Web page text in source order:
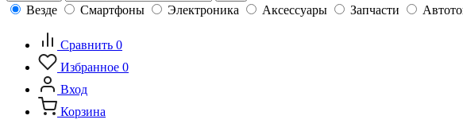
Везде Смартфоны Электроника Аксессуары Запчасти
Сравнить 0
Избранное 0
Вход
Корзина